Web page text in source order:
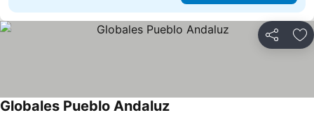
Partager
Globales Pueblo Andaluz